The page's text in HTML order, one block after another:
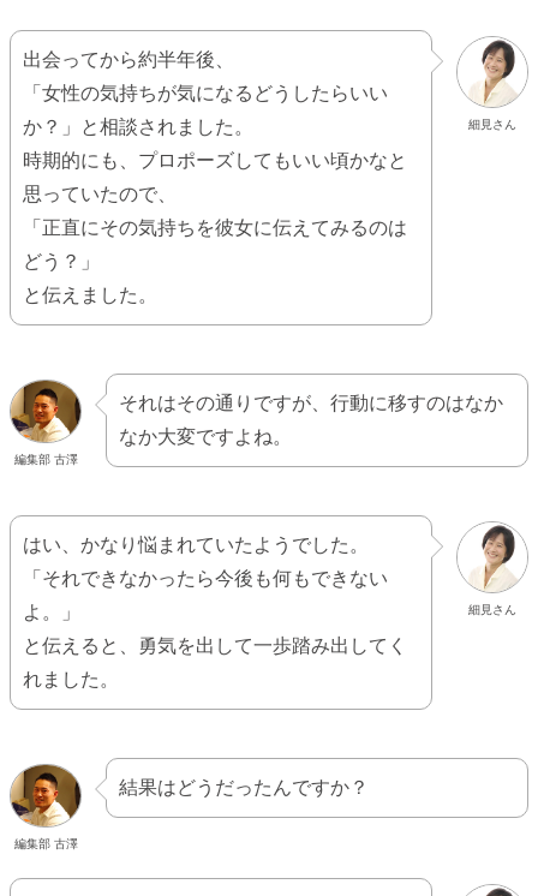
細見さん
出会ってから約半年後、
「女性の気持ちが気になるどうしたらいい
か？」と相談されました。
時期的にも、プロポーズしてもいい頃かなと
思っていたので、
「正直にその気持ちを彼女に伝えてみるのは
どう？」
と伝えました。
編集部 古澤
それはその通りですが、行動に移すのはなか
なか大変ですよね。
細見さん
はい、かなり悩まれていたようでした。
「それできなかったら今後も何もできない
よ。」
と伝えると、勇気を出して一歩踏み出してく
れました。
編集部 古澤
結果はどうだったんですか？